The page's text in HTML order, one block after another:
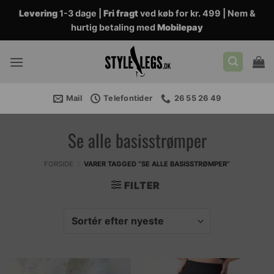
Fortsæt
indhold
Levering1-3 dage | Fri fragtved køb for kr. 499 | Nem &
hurtig betaling medMobilepay
Mail Telefontider 26 55 26 49
Se alle basisstrømper
FORSIDE VARER TAGGED “SE ALLE BASISSTRØMPER”
FILTER